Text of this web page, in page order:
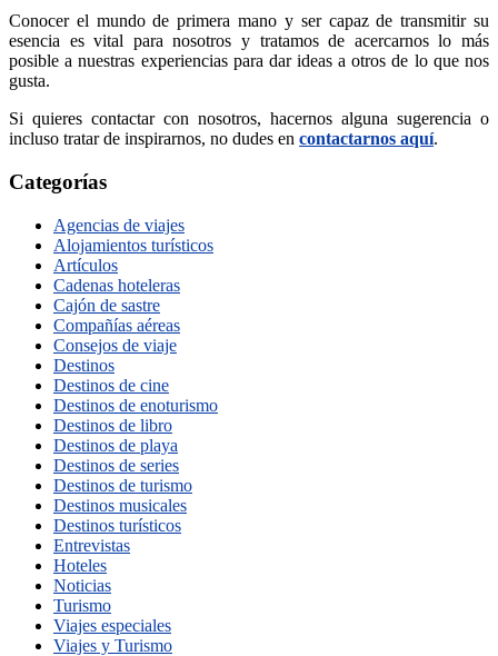
Conocer el mundo de primera mano y ser capaz de transmitir su
esencia es vital para nosotros y tratamos de acercarnos lo más
posible a nuestras experiencias para dar ideas a otros de lo que nos
gusta.
Si quieres contactar con nosotros, hacernos alguna sugerencia o
incluso tratar de inspirarnos, no dudes en contactarnos aquí.
Categorías
Agencias de viajes
Alojamientos turísticos
Artículos
Cadenas hoteleras
Cajón de sastre
Compañías aéreas
Consejos de viaje
Destinos
Destinos de cine
Destinos de enoturismo
Destinos de libro
Destinos de playa
Destinos de series
Destinos de turismo
Destinos musicales
Destinos turísticos
Entrevistas
Hoteles
Noticias
Turismo
Viajes especiales
Viajes y Turismo